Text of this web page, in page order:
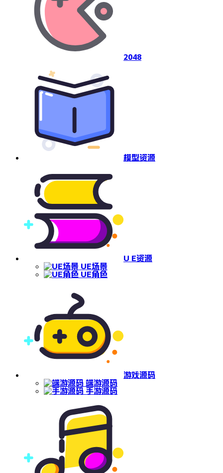
2048
模型资源
U E资源
UE场景
UE角色
游戏源码
端游源码
手游源码